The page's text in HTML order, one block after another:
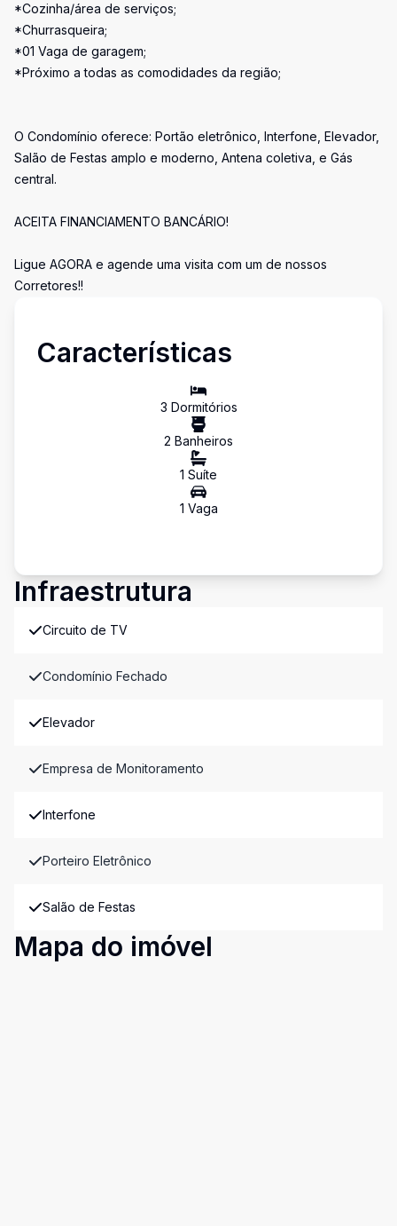
*Cozinha/área de serviços;
*Churrasqueira;
*01 Vaga de garagem;
*Próximo a todas as comodidades da região;
O Condomínio oferece: Portão eletrônico, Interfone, Elevador,
Salão de Festas amplo e moderno, Antena coletiva, e Gás
central.
ACEITA FINANCIAMENTO BANCÁRIO!
Ligue AGORA e agende uma visita com um de nossos
Corretores!!
Características
3 Dormitórios
2 Banheiros
1 Suíte
1 Vaga
Infraestrutura
Circuito de TV
Condomínio Fechado
Elevador
Empresa de Monitoramento
Interfone
Porteiro Eletrônico
Salão de Festas
Mapa do imóvel